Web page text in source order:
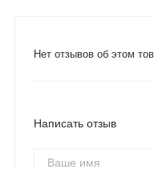
Нет отзывов об этом
Написать отзыв